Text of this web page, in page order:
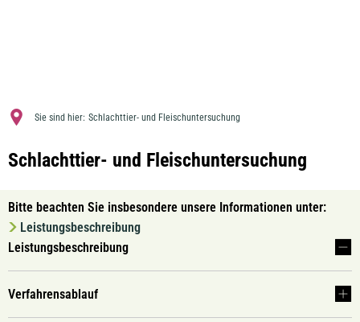
Sie sind hier: Schlachttier- und Fleischuntersuchung
Schlachttier- und Fleischuntersuchung
Bitte beachten Sie insbesondere unsere Informationen unter:
Leistungsbeschreibung
Leistungsbeschreibung
Verfahrensablauf